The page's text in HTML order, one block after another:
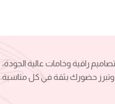
راقية وخامات عالية الجودة،
حضورك بثقة في كل مناسبة.